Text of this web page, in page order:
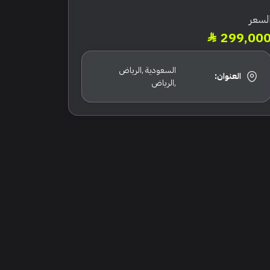
العنوان:
السعودية ,الرياض
,الرياض